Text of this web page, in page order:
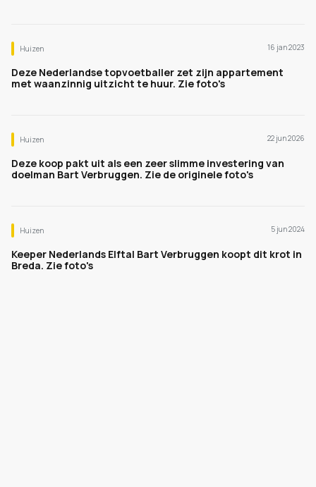
Huizen 16 jan 2023
Deze Nederlandse topvoetballer zet zijn appartement
met waanzinnig uitzicht te huur. Zie foto's
Huizen 22 jun 2026
Deze koop pakt uit als een zeer slimme investering van
doelman Bart Verbruggen. Zie de originele foto's
Huizen 5 jun 2024
Keeper Nederlands Elftal Bart Verbruggen koopt dit krot in
Breda. Zie foto's